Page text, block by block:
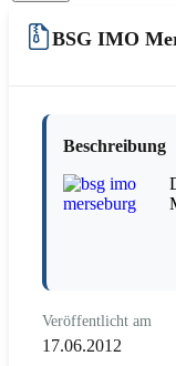
BSG IMO
Beschreibung
Veröffentlicht am
17.06.2012